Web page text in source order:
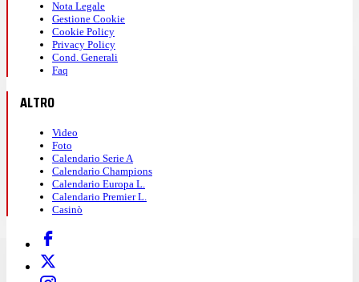
Nota Legale
Gestione Cookie
Cookie Policy
Privacy Policy
Cond. Generali
Faq
ALTRO
Video
Foto
Calendario Serie A
Calendario Champions
Calendario Europa L.
Calendario Premier L.
Casinò